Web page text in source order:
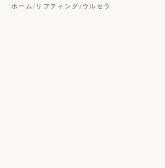
ホーム / リフティング /ウルセラ